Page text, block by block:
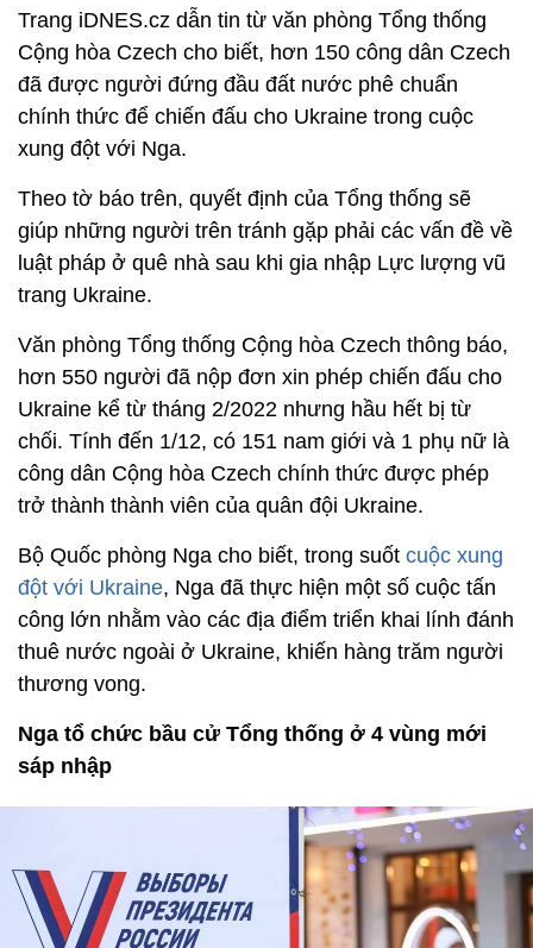
Trang iDNES.cz dẫn tin từ văn phòng Tổng thống
Cộng hòa Czech cho biết, hơn 150 công dân Czech
đã được người đứng đầu đất nước phê chuẩn
chính thức để chiến đấu cho Ukraine trong cuộc
xung đột với Nga.
Theo tờ báo trên, quyết định của Tổng thống sẽ
giúp những người trên tránh gặp phải các vấn đề về
luật pháp ở quê nhà sau khi gia nhập Lực lượng vũ
trang Ukraine.
Văn phòng Tổng thống Cộng hòa Czech thông báo,
hơn 550 người đã nộp đơn xin phép chiến đấu cho
Ukraine kể từ tháng 2/2022 nhưng hầu hết bị từ
chối. Tính đến 1/12, có 151 nam giới và 1 phụ nữ là
công dân Cộng hòa Czech chính thức được phép
trở thành thành viên của quân đội Ukraine.
Bộ Quốc phòng Nga cho biết, trong suốt cuộc xung
đột với Ukraine, Nga đã thực hiện một số cuộc tấn
công lớn nhằm vào các địa điểm triển khai lính đánh
thuê nước ngoài ở Ukraine, khiến hàng trăm người
thương vong.
Nga tổ chức bầu cử Tổng thống ở 4 vùng mới
sáp nhập